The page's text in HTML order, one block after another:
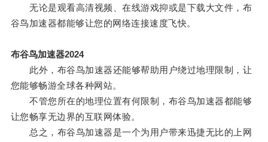
无论是观看高清视频、在线游戏抑或是下载大文件，布
谷鸟加速器都能够让您的网络连接速度飞快。
布谷鸟加速器2024
此外，布谷鸟加速器还能够帮助用户绕过地理限制，让
您能够畅游全球各种网站。
不管您所在的地理位置有何限制，布谷鸟加速器都能够
让您畅享无边界的互联网体验。
总之，布谷鸟加速器是一个为用户带来迅捷无比的上网